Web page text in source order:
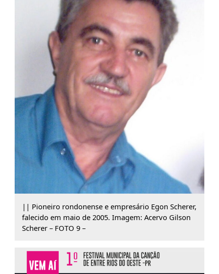
|| Pioneiro rondonense e empresário Egon Scherer,
falecido em maio de 2005. Imagem: Acervo Gilson
Scherer – FOTO 9 –